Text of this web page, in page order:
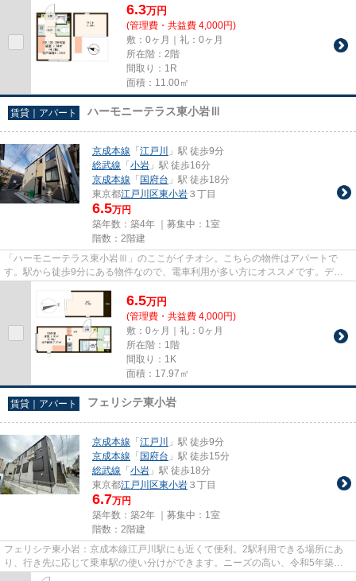
6.3万円
(管理費・共益費 4,000円)
敷：0ヶ月｜礼：0ヶ月
所在階：2階
間取り：1R
面積：11.00㎡
賃貸｜アパート ハーモニーテラス東小岩Ⅲ
京成本線 「 江戸川
」駅 徒歩9分
総武線 「 小岩 」駅 徒歩16分
京成本線 「 国府台 」駅 徒歩18分
東京都江戸川区東小岩 ３丁目
6.5万円
築年数：築4年 ｜募集中： 1室
階数：2階建
「ハーモニーテラス東小岩Ⅲ」のここがイチオシ。こちらの物件はアパートで
す。駅から徒歩9分にある物件なので、電車利用が多い方にオススメです。デザ
6.5万円
(管理費・共益費 4,000円)
敷：0ヶ月｜礼：0ヶ月
所在階：1階
間取り：1K
面積：17.97㎡
賃貸｜アパート フェリシテ東小岩
京成本線 「 江戸川
」駅 徒歩9分
京成本線 「 国府台 」駅 徒歩15分
総武線 「 小岩 」駅 徒歩18分
東京都江戸川区東小岩 ３丁目
6.7万円
築年数：築2年 ｜募集中： 1室
階数：2階建
フェリシテ東小岩：京成本線江戸川駅にも近くて便利。2駅利用できる場所にあ
り、行き先に応じて乗車駅の使い分けができます。ニーズの高い、令和5年築の
物件で、オシャレな室内が魅力...